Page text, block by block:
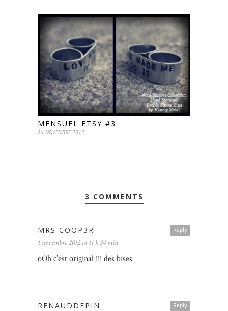
MENSUEL ETSY #3
24 NOVEMBRE 2012
3 COMMENTS
Reply
MRS COOP3R
1 novembre 2012 at 11 h 34 min
oOh c’est original !!! des bises
Reply
RENAUDDEPIN